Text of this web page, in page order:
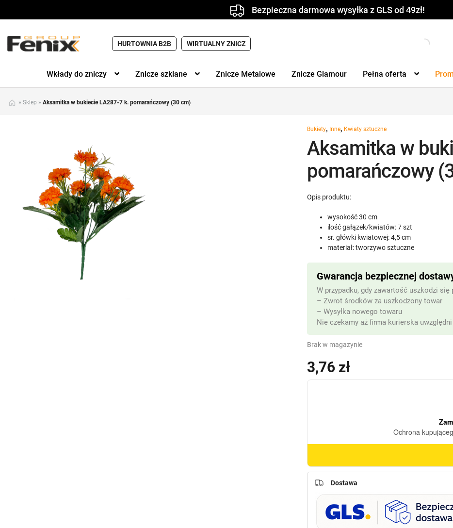
Bezpieczna darmowa wysyłka z GLS od 49zł!
HURTOWNIA B2B WIRTUALNY ZNICZ
Wkłady do zniczy Znicze szklane Znicze Metalowe Znicze Glamour Pełna oferta
» Sklep » Aksamitka w bukiecie LA287-7 k. pomarańczowy (30 cm)
Bukiety, Inne, Kwiaty sztuczne
Aksamitka w
pomarańczowy
3,76 zł
Opis produktu:
wysokość 30 cm
ilość gałązek/kwiatów: 7 szt
sr. główki kwiatowej: 4,5 cm
materiał: tworzywo sztuczne
Brak w magazynie
Gwarancja bezpiecznej
W przypadku, gdy zawartość uszkodzi
– Zwrot środków za uszkodzony towar
– Wysyłka nowego towaru
Nie czekamy aż firma kurierska
Dostawa